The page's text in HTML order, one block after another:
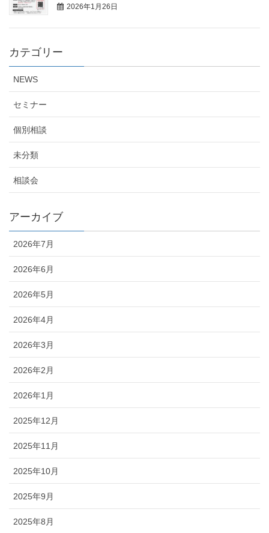
2026年1月26日
カテゴリー
NEWS
セミナー
個別相談
未分類
相談会
アーカイブ
2026年7月
2026年6月
2026年5月
2026年4月
2026年3月
2026年2月
2026年1月
2025年12月
2025年11月
2025年10月
2025年9月
2025年8月